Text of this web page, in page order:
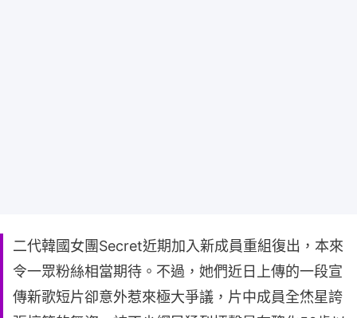
二代韓國女團Secret近期加入新成員重組復出，本來
令一眾粉絲相當期待。不過，她們近日上傳的一段宣
傳新歌短片卻意外惹來極大爭議，片中成員全烋星誇